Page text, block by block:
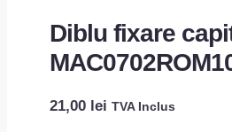
Diblu fixare
21,00 lei TVA Inclus